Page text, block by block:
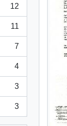
12
11
7
4
3
3